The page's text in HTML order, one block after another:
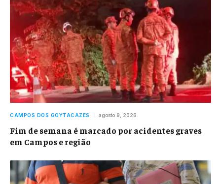
CAMPOS DOS GOYTACAZES agosto 9, 2026
Fim de semana é marcado por acidentes graves
em Campos e região